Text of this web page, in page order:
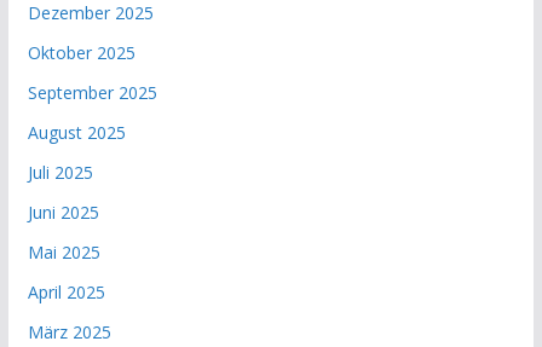
Dezember 2025
Oktober 2025
September 2025
August 2025
Juli 2025
Juni 2025
Mai 2025
April 2025
März 2025